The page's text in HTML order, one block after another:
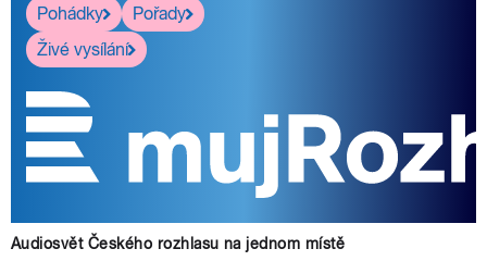
Pohádky
Pořady
Živé vysílání
Audiosvět Českého rozhlasu na jednom místě